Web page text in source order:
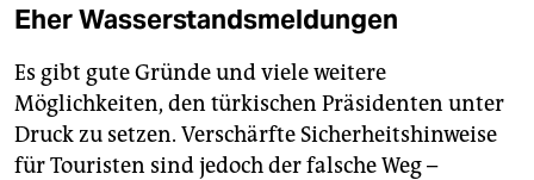
Eher Wasserstandsmeldungen
Es gibt gute Gründe und viele weitere
Möglichkeiten, den ­türkischen Präsidenten unter
Druck zu setzen. Verschärfte Sicherheitshinweise
für Touristen sind jedoch der falsche Weg –